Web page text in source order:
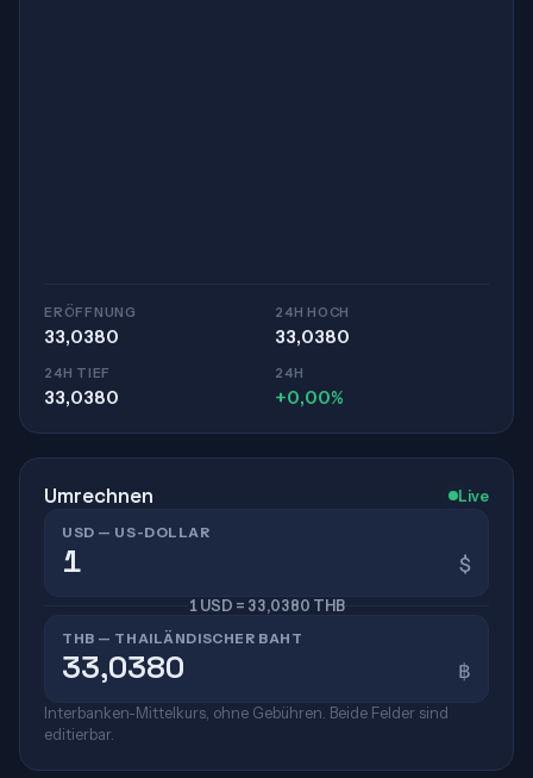
ERÖFFNUNG
33,0380
24H HOCH
33,0380
24H TIEF
33,0380
24H
+0,00%
Umrechnen Live
USD — US-DOLLAR
$
1 USD = 33,0380 THB
THB — THAILÄNDISCHER BAHT
฿
Interbanken-Mittelkurs, ohne Gebühren. Beide Felder sind
editierbar.